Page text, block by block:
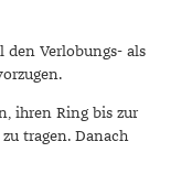
Verlobungs- als
ihren Ring bis zur
tragen. Danach